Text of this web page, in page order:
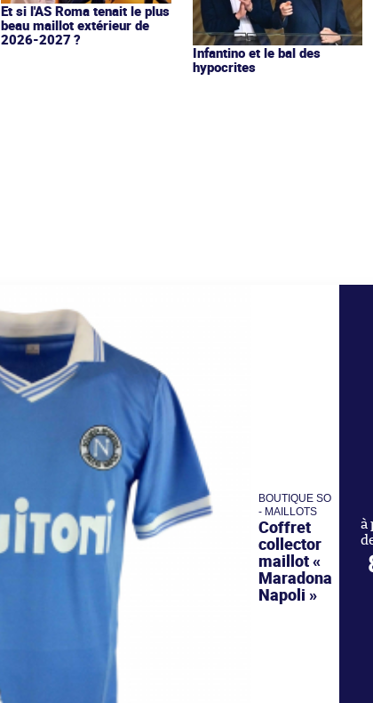
Et si l'AS Roma tenait le plus
beau maillot extérieur de
2026-2027 ?
Infantino et le bal des
hypocrites
BOUTIQUE SO
- MAILLOTS
Coffret
collector
maillot «
Maradona
Napoli »
à